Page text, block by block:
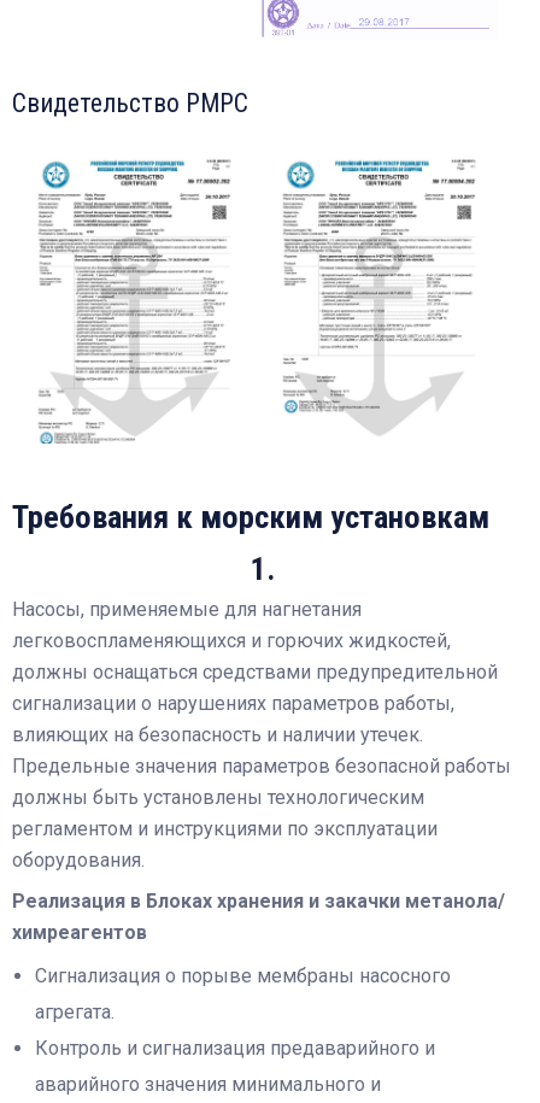
Свидетельство РМРС
Требования к морским установкам
1.
Насосы, применяемые для нагнетания
легковоспламеняющихся и горючих жидкостей,
должны оснащаться средствами предупредительной
сигнализации о нарушениях параметров работы,
влияющих на безопасность и наличии утечек.
Предельные значения параметров безопасной работы
должны быть установлены технологическим
регламентом и инструкциями по эксплуатации
оборудования.
Реализация в Блоках хранения и закачки метанола/
химреагентов
Сигнализация о порыве мембраны насосного
агрегата.
Контроль и сигнализация предаварийного и
аварийного значения минимального и